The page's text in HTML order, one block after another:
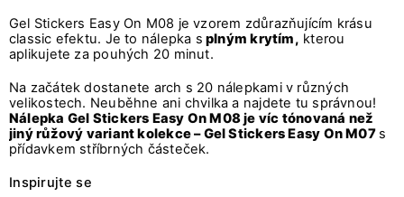
Gel Stickers Easy On M08 je vzorem zdůrazňujícím krásu
classic efektu. Je to nálepka s plným krytím, kterou
aplikujete za pouhých 20 minut.
Na začátek dostanete arch s 20 nálepkami v různých
velikostech. Neuběhne ani chvilka a najdete tu správnou!
Nálepka Gel Stickers Easy On M08 je víc tónovaná než
jiný růžový variant kolekce – Gel Stickers Easy On M07 s
přídavkem stříbrných částeček.
Inspirujte se